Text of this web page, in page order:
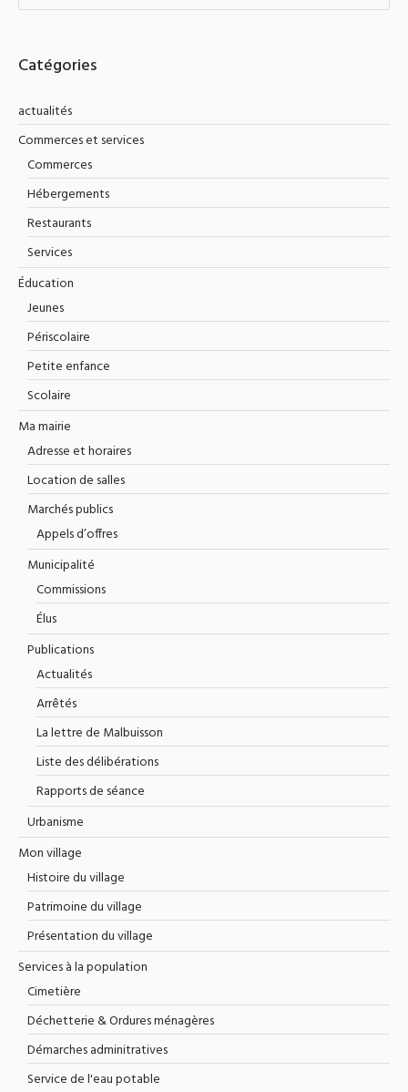
Catégories
actualités
Commerces et services
Commerces
Hébergements
Restaurants
Services
Éducation
Jeunes
Périscolaire
Petite enfance
Scolaire
Ma mairie
Adresse et horaires
Location de salles
Marchés publics
Appels d’offres
Municipalité
Commissions
Élus
Publications
Actualités
Arrêtés
La lettre de Malbuisson
Liste des délibérations
Rapports de séance
Urbanisme
Mon village
Histoire du village
Patrimoine du village
Présentation du village
Services à la population
Cimetière
Déchetterie & Ordures ménagères
Démarches adminitratives
Service de l'eau potable